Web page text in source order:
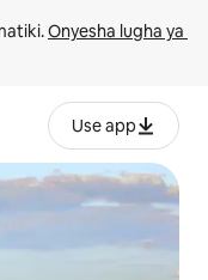
Onyesha lugha ya
Use app